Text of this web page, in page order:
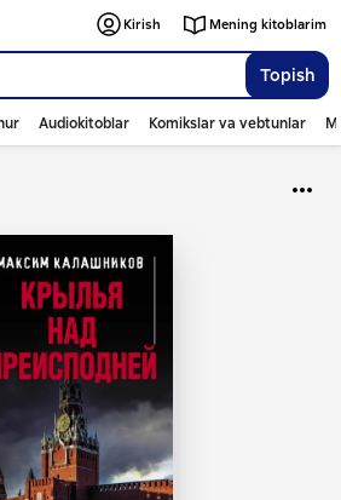
Topish
Kirish Mening kitoblarim
Audiokitoblar Komikslar va vebtunlar